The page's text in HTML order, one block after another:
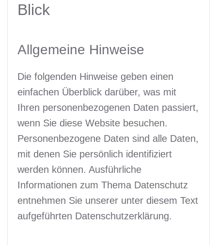
Blick
Allgemeine Hinweise
Die folgenden Hinweise geben einen
einfachen Überblick darüber, was mit
Ihren personenbezogenen Daten passiert,
wenn Sie diese Website besuchen.
Personenbezogene Daten sind alle Daten,
mit denen Sie persönlich identifiziert
werden können. Ausführliche
Informationen zum Thema Datenschutz
entnehmen Sie unserer unter diesem Text
aufgeführten Datenschutzerklärung.